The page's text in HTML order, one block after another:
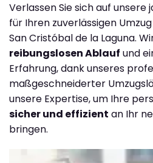
Verlassen Sie sich auf
für Ihren zuverlässigen
San Cristóbal de la Laguna.
reibungslosen Ablauf und
Erfahrung, dank unseres
maßgeschneiderter
unsere Expertise, um Ihre
sicher und effizient an Ihr
bringen.